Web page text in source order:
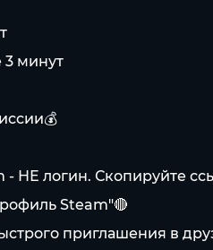
3 минут
НЕ логин. Скопируйте
Steam"🔴
приглашения в